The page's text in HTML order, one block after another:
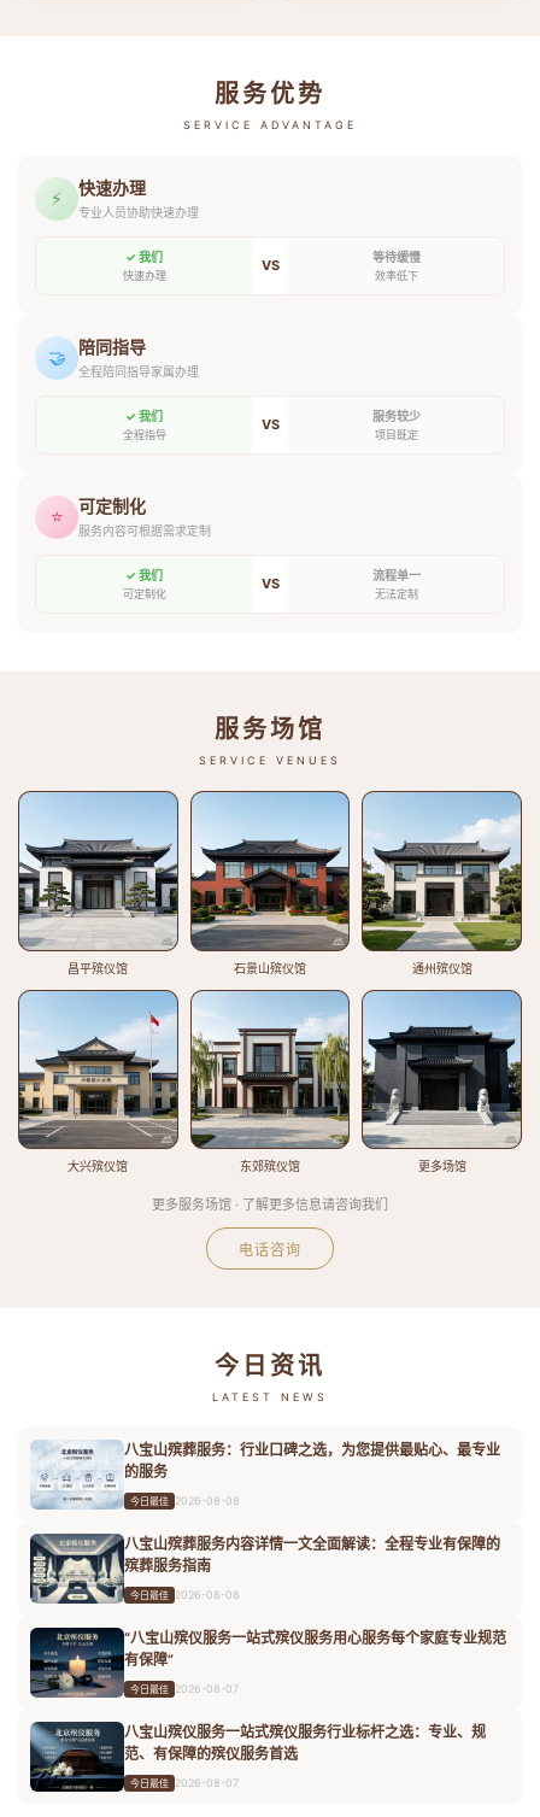
服务优势
SERVICE ADVANTAGE
⚡ 快速办理
专业人员协助快速办理
✓ 我们
快速办理
VS 等待缓慢
效率低下
🤝 陪同指导
全程陪同指导家属办理
✓ 我们
全程指导
VS 服务较少
项目既定
⭐ 可定制化
服务内容可根据需求定制
✓ 我们
可定制化
VS 流程单一
无法定制
服务场馆
SERVICE VENUES
昌平殡仪馆 石景山殡仪馆 通州殡仪馆
大兴殡仪馆 东郊殡仪馆 更多场馆
更多服务场馆 · 了解更多信息请咨询我们
电话咨询
今日资讯
LATEST NEWS
八宝山殡葬服务：行业口碑之选，为您提供最贴心、最专业
的服务
今日最佳 2026-08-08
八宝山殡葬服务内容详情一文全面解读：全程专业有保障的
殡葬服务指南
今日最佳 2026-08-08
“八宝山殡仪服务一站式殡仪服务用心服务每个家庭专业规范
有保障”
今日最佳 2026-08-07
八宝山殡仪服务一站式殡仪服务行业标杆之选：专业、规
范、有保障的殡仪服务首选
今日最佳 2026-08-07